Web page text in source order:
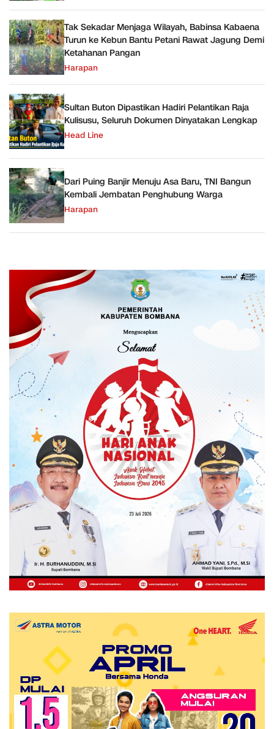
Tak Sekadar Menjaga Wilayah, Babinsa Kabaena
Turun ke Kebun Bantu Petani Rawat Jagung Demi
Ketahanan Pangan
Harapan
Sultan Buton Dipastikan Hadiri Pelantikan Raja
Kulisusu, Seluruh Dokumen Dinyatakan Lengkap
Head Line
Dari Puing Banjir Menuju Asa Baru, TNI Bangun
Kembali Jembatan Penghubung Warga
Harapan